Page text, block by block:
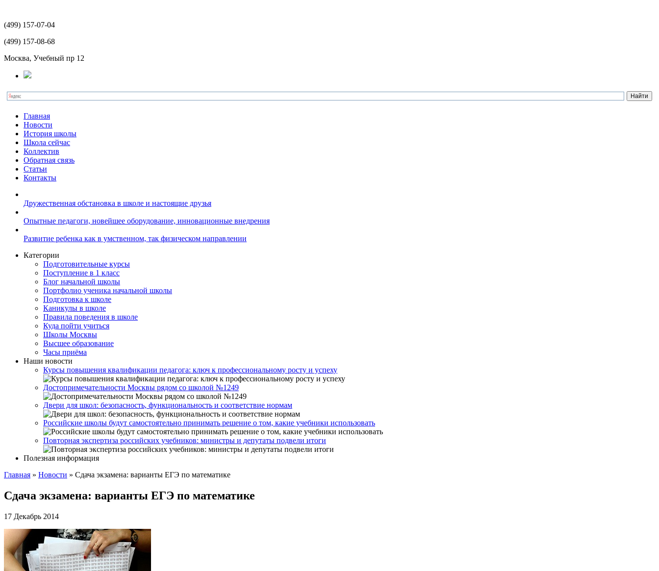
(499) 157-07-04
(499) 157-08-68
Москва, Учебный пр 12
Главная
Новости
История школы
Школа сейчас
Коллектив
Обратная связь
Статьи
Контакты
Дружественная обстановка в школе и настоящие друзья
Опытные педагоги, новейшее оборудование, инновационные внедрения
Развитие ребенка как в умственном, так физическом направлении
Категории
Подготовительные курсы
Поступление в 1 класс
Блог начальной школы
Портфолио ученика начальной школы
Подготовка к школе
Каникулы в школе
Правила поведения в школе
Куда пойти учиться
Школы Москвы
Высшее образование
Часы приёма
Наши новости
Курсы повышения квалификации педагога: ключ к профессиональному росту и успеху
Достопримечательности Москвы рядом со школой №1249
Двери для школ: безопасность, функциональность и соответствие нормам
Российские школы будут самостоятельно принимать решение о том, какие учебники использовать
Повторная экспертиза российских учебников: министры и депутаты подвели итоги
Полезная информация
Главная » Новости » Сдача экзамена: варианты ЕГЭ по математике
Сдача экзамена: варианты ЕГЭ по математике
17 Декабрь 2014